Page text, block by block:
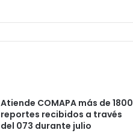
Atiende COMAPA más de 1800
reportes recibidos a través
del 073 durante julio